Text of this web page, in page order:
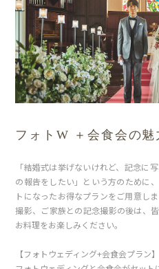
フォトW ＋会食会の魅
「結婚式は挙げないけれど、記念に
の報告をしたい」という方のために
トになったお得なプランをご用意し
撮影、ご家族との記念撮影の後は、
お料理をお楽しみください。
【フォトウェディング+会食会プラン】